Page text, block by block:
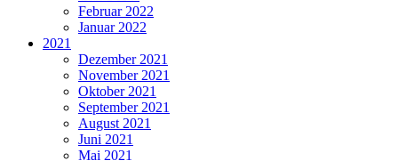
Februar 2022
Januar 2022
2021
Dezember 2021
November 2021
Oktober 2021
September 2021
August 2021
Juni 2021
Mai 2021